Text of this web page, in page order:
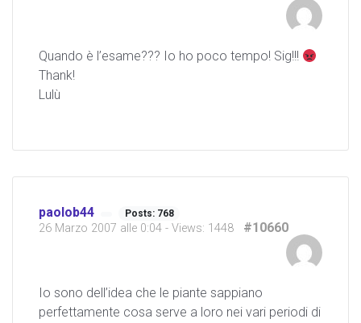
Quando è l’esame??? Io ho poco tempo! Sig!!!
Thank!
Lulù
paolob44 Posts: 768
26 Marzo 2007 alle 0:04 - Views: 1448 #10660
Io sono dell’idea che le piante sappiano
perfettamente cosa serve a loro nei vari periodi di